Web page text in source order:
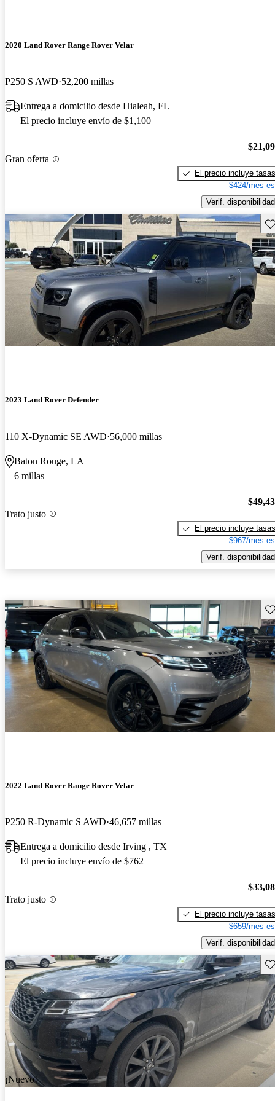
2020 Land Rover Range Rover Velar
P250 S AWD 52,200 millas
Entrega a domicilio desde Hialeah, FL
El precio incluye envío de $1,100
Gran oferta
El precio incluye tasas
$424/mes
Verif. disponibilidad
2023 Land Rover Defender
110 X-Dynamic SE AWD 56,000 millas
Baton Rouge, LA
6 millas
Trato justo
El precio incluye tasas
$967/mes
Verif. disponibilidad
2022 Land Rover Range Rover Velar
P250 R-Dynamic S AWD 46,657 millas
Entrega a domicilio desde Irving , TX
El precio incluye envío de $762
Trato justo
El precio incluye tasas
$659/mes
Verif. disponibilidad
¡Nuevo!